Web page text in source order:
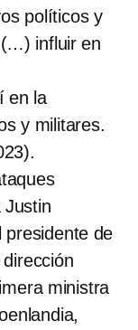
políticos y
(…) influir en
en la
y militares.
Justin
presidente de
ministra